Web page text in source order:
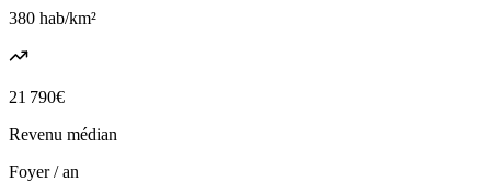
380 hab/km²
21 790€
Revenu médian
Foyer / an